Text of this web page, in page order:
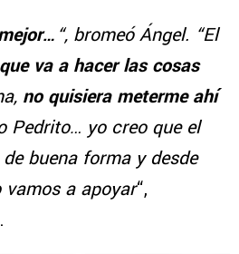
“, bromeó Ángel. “El
va a hacer las cosas
no quisiera meterme ahí
Pedrito… yo creo que el
buena forma y desde
a apoyar“,